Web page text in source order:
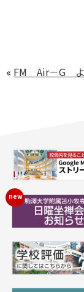
« FM Air－G よ